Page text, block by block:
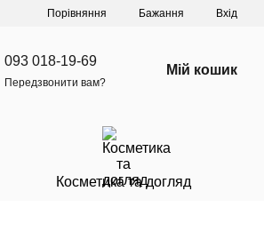
Порівняння Бажання Вхід
093 018-19-69
Передзвонити вам?
Мій кошик
Косметика та догляд